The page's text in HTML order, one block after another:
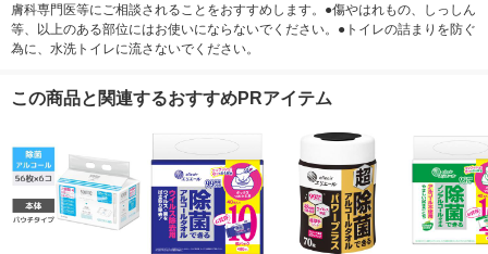
膚科専門医等にご相談されることをおすすめします。●傷やはれもの、しっしん
等、以上のある部位にはお使いにならないでください。●トイレの詰まりを防ぐ
為に、水洗トイレに流さないでください。
この商品と関連するおすすめPRアイテム